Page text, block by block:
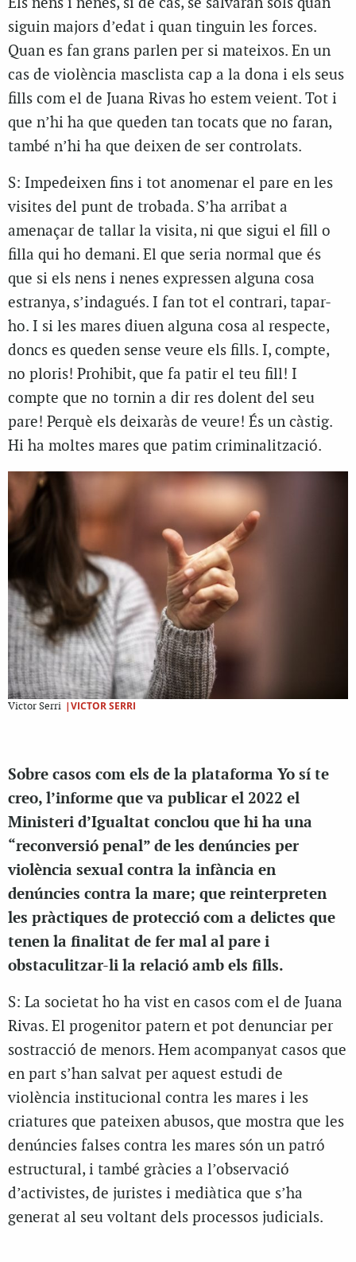
Els nens i nenes, si de cas, se salvaran sols quan
siguin majors d’edat i quan tinguin les forces.
Quan es fan grans parlen per si mateixos. En un
cas de violència masclista cap a la dona i els seus
fills com el de Juana Rivas ho estem veient. Tot i
que n’hi ha que queden tan tocats que no faran,
també n’hi ha que deixen de ser controlats.
S: Impedeixen fins i tot anomenar el pare en les
visites del punt de trobada. S’ha arribat a
amenaçar de tallar la visita, ni que sigui el fill o
filla qui ho demani. El que seria normal que és
que si els nens i nenes expressen alguna cosa
estranya, s’indagués. I fan tot el contrari, tapar-
ho. I si les mares diuen alguna cosa al respecte,
doncs es queden sense veure els fills. I, compte,
no ploris! Prohibit, que fa patir el teu fill! I
compte que no tornin a dir res dolent del seu
pare! Perquè els deixaràs de veure! És un càstig.
Hi ha moltes mares que patim criminalització.
Victor Serri |VICTOR SERRI
Sobre casos com els de la plataforma Yo sí te
creo, l’informe que va publicar el 2022 el
Ministeri d’Igualtat conclou que hi ha una
“reconversió penal” de les denúncies per
violència sexual contra la infància en
denúncies contra la mare; que reinterpreten
les pràctiques de protecció com a delictes que
tenen la finalitat de fer mal al pare i
obstaculitzar-li la relació amb els fills.
S: La societat ho ha vist en casos com el de Juana
Rivas. El progenitor patern et pot denunciar per
sostracció de menors. Hem acompanyat casos que
en part s’han salvat per aquest estudi de
violència institucional contra les mares i les
criatures que pateixen abusos, que mostra que les
denúncies falses contra les mares són un patró
estructural, i també gràcies a l’observació
d’activistes, de juristes i mediàtica que s’ha
generat al seu voltant dels processos judicials.